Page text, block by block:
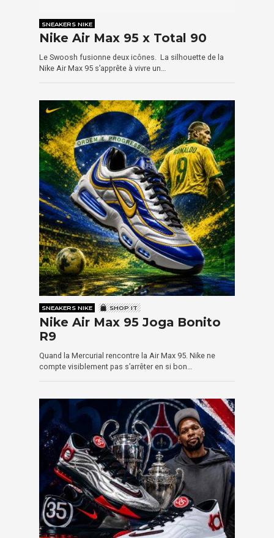
SNEAKERS NIKE
Nike Air Max 95 x Total 90
Le Swoosh fusionne deux icônes. La silhouette de la
Nike Air Max 95 s’apprête à vivre un…
SNEAKERS NIKE SHOP IT
Nike Air Max 95 Joga Bonito
R9
Quand la Mercurial rencontre la Air Max 95. Nike ne
compte visiblement pas s’arrêter en si bon…